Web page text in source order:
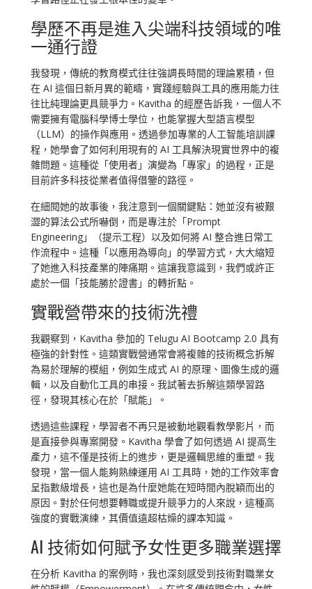
學歷不再是進入尖端科技領域的唯
一通行證
我發現，傳統的教育模式往往強調長時間的理論累積，但
在 AI 這個日新月異的範疇，實踐經驗與工具的應用能力往
往比純理論更具競爭力。Kavitha 的經歷告訴我，一個人不
需要擁有電腦科學博士學位，也能掌握大型語言模型
（LLM）的操作與應用。透過參加專業的人工智能培訓課
程，她學會了如何利用現有的 AI 工具解決現實世界中的複
雜問題。這種從「使用者」演變為「專家」的過程，正是
目前許多科技從業者值得借鑒的路徑。
在細閱她的故事後，我注意到一個關鍵點：她並沒有被艱
澀的算法公式所嚇倒，而是專注於「Prompt
Engineering」（提示工程）以及如何將 AI 整合進日常工
作流程中。這種「以應用為導向」的學習方式，大大縮短
了她進入科技產業的陣痛期。這讓我意識到，我們或許正
處於一個「技能勝於證書」的轉折點。
實戰營帶來的技術洗禮
我觀察到，Kavitha 參加的 Telugu AI Bootcamp 2.0 具有
極強的針對性。這類實戰營通常會將複雜的技術概念拆解
為易於理解的模組，例如生成式 AI 的原理、圖像生成的邏
輯，以及自動化工具的串接。我試著去拆解這類學習路
徑，發現其核心在於「賦能」。
透過這些課程，學習者不再只是被動地觀看教學影片，而
是直接參與專案開發。Kavitha 學會了如何透過 AI 提高生
產力，這不僅是技術上的進步，更是邏輯思維的重塑。我
發現，當一個人能夠熟練運用 AI 工具時，她的工作效率會
呈指數級增長，這也是為什麼她能在短時間內脫穎而出的
原因。對於任何想要轉職或提升競爭力的人來說，這種高
強度的實戰演練，其價值遠超枯燥的課本知識。
AI 技術如何賦予女性更多職業選擇
在分析 Kavitha 的案例時，我也深刻感受到技術對職業女